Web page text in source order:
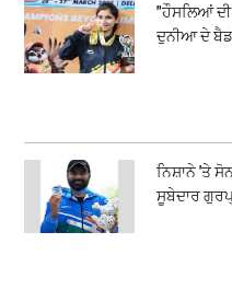
"ਹੌਸਲਿਆਂ
ਦੁਨੀਆ ਦੇ
ਨਿਸ਼ਾਨੇ 'ਤੇ
ਸੂਬੇਦਾਰ